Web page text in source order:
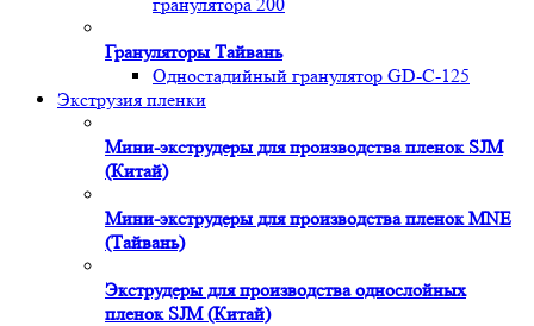
Грануляторы Тайвань
Одностадийный гранулятор GD-C-125
Экструзия пленки
Мини-экструдеры для производства пленок SJM
(Китай)
Мини-экструдеры для производства пленок MNE
(Тайвань)
Экструдеры для производства однослойных
пленок SJM (Китай)